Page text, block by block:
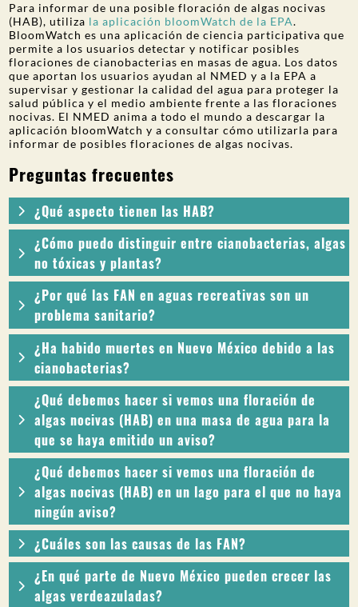
Para informar de una posible floración de algas nocivas
(HAB), utiliza la aplicación bloomWatch de la EPA.
BloomWatch es una aplicación de ciencia participativa que
permite a los usuarios detectar y notificar posibles
floraciones de cianobacterias en masas de agua. Los datos
que aportan los usuarios ayudan al NMED y a la EPA a
supervisar y gestionar la calidad del agua para proteger la
salud pública y el medio ambiente frente a las floraciones
nocivas. El NMED anima a todo el mundo a descargar la
aplicación bloomWatch y a consultar cómo utilizarla para
informar de posibles floraciones de algas nocivas.
Preguntas frecuentes
¿Qué aspecto tienen las HAB?
¿Cómo puedo distinguir entre cianobacterias, algas
no tóxicas y plantas?
¿Por qué las FAN en aguas recreativas son un
problema sanitario?
¿Ha habido muertes en Nuevo México debido a las
cianobacterias?
¿Qué debemos hacer si vemos una floración de
algas nocivas (HAB) en una masa de agua para la
que se haya emitido un aviso?
¿Qué debemos hacer si vemos una floración de
algas nocivas (HAB) en un lago para el que no haya
ningún aviso?
¿Cuáles son las causas de las FAN?
¿En qué parte de Nuevo México pueden crecer las
algas verdeazuladas?